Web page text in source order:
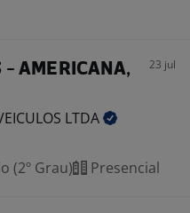
- AMERICANA,
23 jul
LTDA
(2º Grau) Presencial